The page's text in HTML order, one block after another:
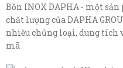
Bồn INOX DAPHA - một sản
chất lượng của DAPHA
nhiều chủng loại, dung tích
mã